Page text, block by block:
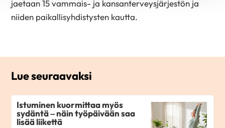
jaetaan 15 vammais- ja kansanterveysjärjestön ja
niiden paikallisyhdistysten kautta.
Lue seuraavaksi
Istuminen kuormittaa myös
sydäntä – näin työpäivään saa
lisää liikettä